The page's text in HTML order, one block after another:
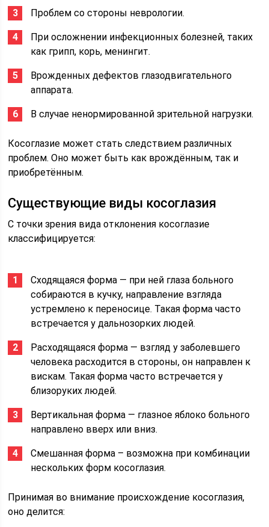
Проблем со стороны неврологии.
При осложнении инфекционных болезней, таких
как грипп, корь, менингит.
Врожденных дефектов глазодвигательного
аппарата.
В случае ненормированной зрительной нагрузки.
Косоглазие может стать следствием различных
проблем. Оно может быть как врождённым, так и
приобретённым.
Существующие виды косоглазия
С точки зрения вида отклонения косоглазие
классифицируется:
Сходящаяся форма — при ней глаза больного
собираются в кучку, направление взгляда
устремлено к переносице. Такая форма часто
встречается у дальнозорких людей.
Расходящаяся форма — взгляд у заболевшего
человека расходится в стороны, он направлен к
вискам. Такая форма часто встречается у
близоруких людей.
Вертикальная форма — глазное яблоко больного
направлено вверх или вниз.
Смешанная форма – возможна при комбинации
нескольких форм косоглазия.
Принимая во внимание происхождение косоглазия,
оно делится: